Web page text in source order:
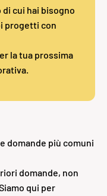
cui hai bisogno
progetti con
la tua prossima
domande più comuni
domande, non
qui per